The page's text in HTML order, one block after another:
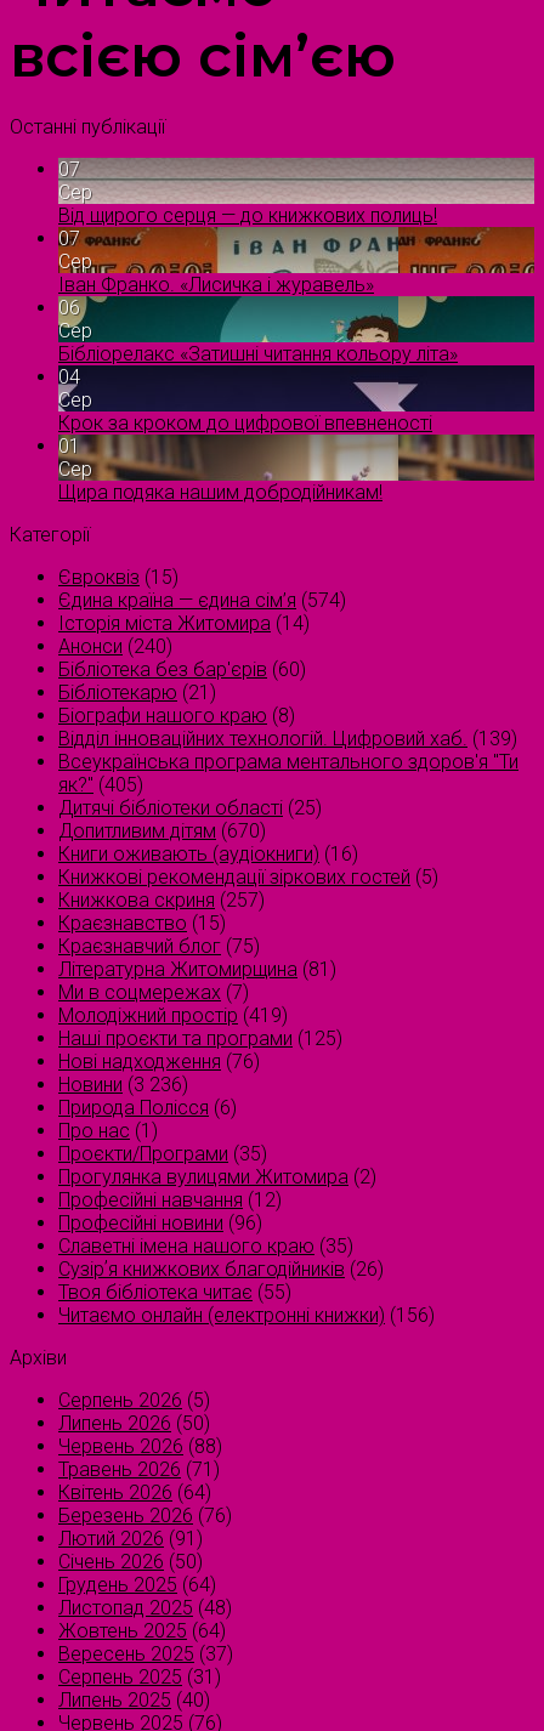
всією сім’єю
Останні публікації
07
Сер
Від щирого серця — до книжкових полиць!
07
Сер
Іван Франко. «Лисичка і журавель»
06
Сер
Бібліорелакс «Затишні читання кольору літа»
04
Сер
Крок за кроком до цифрової впевненості
01
Сер
Щира подяка нашим добродійникам!
Категорії
Євроквіз (15)
Єдина країна — єдина сім’я (574)
Історія міста Житомира (14)
Анонси (240)
Бібліотека без бар'єрів (60)
Бібліотекарю (21)
Біографи нашого краю (8)
Відділ інноваційних технологій. Цифровий хаб. (139)
Всеукраїнська програма ментального здоров'я "Ти
як?" (405)
Дитячі бібліотеки області (25)
Допитливим дітям (670)
Книги оживають (аудіокниги) (16)
Книжкові рекомендації зіркових гостей (5)
Книжкова скриня (257)
Краєзнавство (15)
Краєзнавчий блог (75)
Літературна Житомирщина (81)
Ми в соцмережах (7)
Молодіжний простір (419)
Наші проєкти та програми (125)
Нові надходження (76)
Новини (3 236)
Природа Полісся (6)
Про нас (1)
Проєкти/Програми (35)
Прогулянка вулицями Житомира (2)
Професійні навчання (12)
Професійні новини (96)
Славетні імена нашого краю (35)
Сузірʼя книжкових благодійників (26)
Твоя бібліотека читає (55)
Читаємо онлайн (електронні книжки) (156)
Архіви
Серпень 2026 (5)
Липень 2026 (50)
Червень 2026 (88)
Травень 2026 (71)
Квітень 2026 (64)
Березень 2026 (76)
Лютий 2026 (91)
Січень 2026 (50)
Грудень 2025 (64)
Листопад 2025 (48)
Жовтень 2025 (64)
Вересень 2025 (37)
Серпень 2025 (31)
Липень 2025 (40)
Червень 2025 (76)